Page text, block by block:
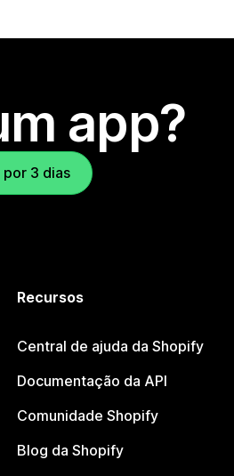
app?
3 dias
Recursos
Central de ajuda da Shopify
Documentação da API
Comunidade Shopify
Blog da Shopify